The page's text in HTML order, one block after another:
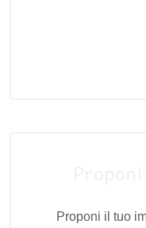
Proponi il tuo